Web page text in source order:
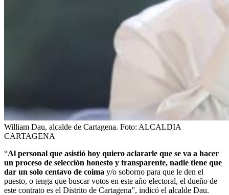
William Dau, alcalde de Cartagena. Foto: ALCALDIA
CARTAGENA
“Al personal que asistió hoy quiero aclararle que se va a hacer
un proceso de selección honesto y transparente, nadie tiene que
dar un solo centavo de coima y/o soborno para que le den el
puesto, o tenga que buscar votos en este año electoral, el dueño de
este contrato es el Distrito de Cartagena”, indicó el alcalde Dau.